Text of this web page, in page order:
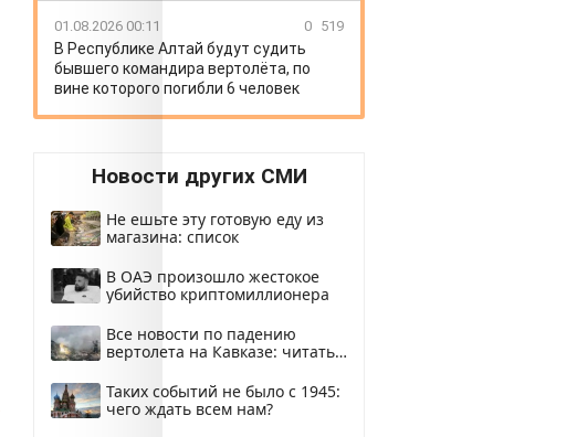
01.08.2026 00:11 0 519
В Республике Алтай будут судить
бывшего командира вертолёта, по
вине которого погибли 6 человек
Новости других СМИ
Не ешьте эту готовую еду из
магазина: список
В ОАЭ произошло жестокое
убийство криптомиллионера
Все новости по падению
вертолета на Кавказе: читать
Таких событий не было с 1945:
чего ждать всем нам?